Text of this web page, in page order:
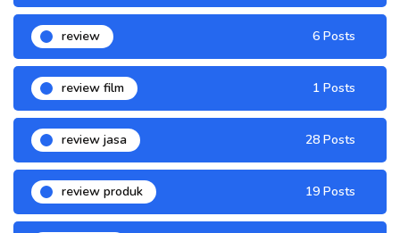
review 6 Posts
review film 1 Posts
review jasa 28 Posts
review produk 19 Posts